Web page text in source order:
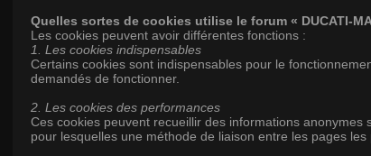
Quelles sortes de cookies utilise le forum « DUCATI-
Les cookies peuvent avoir différentes fonctions :
1. Les cookies indispensables
Certains cookies sont indispensables pour le
demandés de fonctionner.
2. Les cookies des performances
Ces cookies peuvent recueillir des informations
pour lesquelles une méthode de liaison entre les pages